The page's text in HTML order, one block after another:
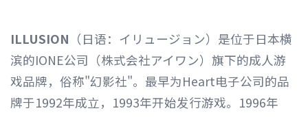
ILLUSION （日语：イリュージョン）是位于日本横
滨的IONE公司（株式会社アイワン）旗下的成人游
戏品牌，俗称"幻影社"。最早为Heart电子公司的品
牌于1992年成立，1993年开始发行游戏。1996年